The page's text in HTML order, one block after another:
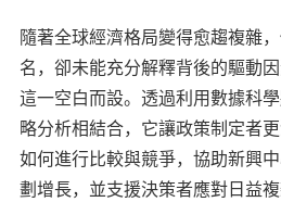
隨著全球經濟格局變得愈趨複雜
名，卻未能充分解釋背後的驅動
這一空白而設。透過利用數據科
略分析相結合，它讓政策制定者
如何進行比較與競爭，協助新興
劃增長，並支援決策者應對日益複